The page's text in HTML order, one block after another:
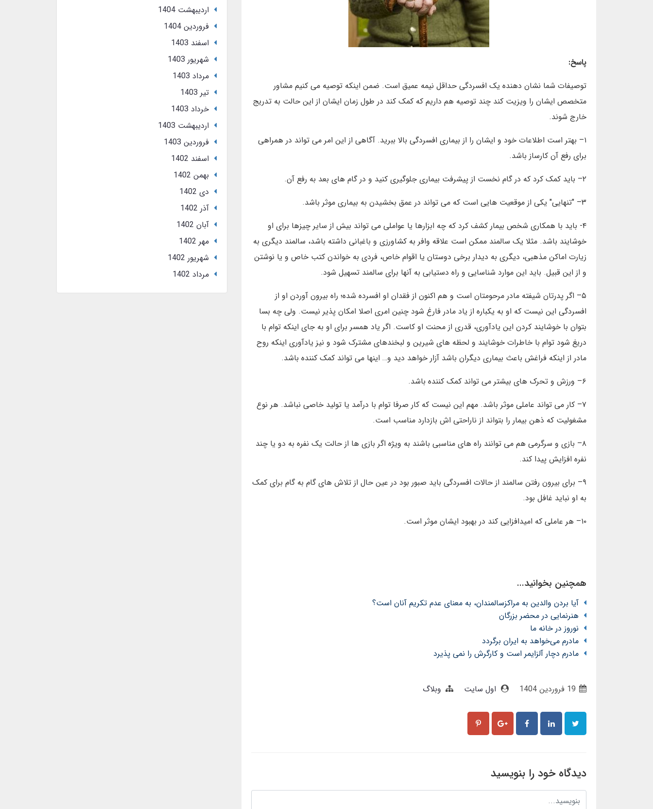
پاسخ:
توصیفات شما نشان دهنده یک افسردگی حداقل نیمه عمیق است. ضمن اینکه توصیه می کنیم مشاور
متخصص ایشان را ویزیت کند چند توصیه هم داریم که کمک کند در طول زمان ایشان از این حالت به تدریج
خارج شوند.
۱– بهتر است اطلاعات خود و ایشان را از بیماری افسردگی بالا ببرید. آگاهی از این امر می تواند در همراهی
برای رفع آن کارساز باشد.
۲– باید کمک کرد که در گام نخست از پیشرفت بیماری جلوگیری کنید و در گام های بعد به رفع آن.
۳– "تنهایی" یکی از موقعیت هایی است که می تواند در عمق بخشیدن به بیماری موثر باشد.
۴- باید با همکاری شخص بیمار کشف کرد که چه ابزارها یا عواملی می تواند بیش از سایر چیزها برای او
خوشایند باشد. مثلا یک سالمند ممکن است علاقه وافر به کشاورزی و باغبانی داشته باشد، سالمند دیگری به
زیارت اماکن مذهبی، دیگری به دیدار برخی دوستان یا اقوام خاص، فردی به خواندن کتب خاص و یا نوشتن
و از این قبیل. باید این موارد شناسایی و راه دستیابی به آنها برای سالمند تسهیل شود.
۵– اگر پدرتان شیفته مادر مرحومتان است و هم اکنون از فقدان او افسرده شده؛ راه بیرون آوردن او از
افسردگی این نیست که او به یکباره از یاد مادر فارغ شود چنین امری اصلا امکان پذیر نیست. ولی چه بسا
بتوان با خوشایند کردن این یادآوری، قدری از محنت او کاست. اگر یاد همسر برای او به جای اینکه توام با
دریغ شود توام با خاطرات خوشایند و لحظه های شیرین و لبخندهای مشترک شود و نیز یادآوری اینکه روح
مادر از اینکه فراغش باعث بیماری دیگران باشد آزار خواهد دید و… اینها می تواند کمک کننده باشد.
۶– ورزش و تحرک های بیشتر می تواند کمک کننده باشد.
۷– کار می تواند عاملی موثر باشد. مهم این نیست که کار صرفا توام با درآمد یا تولید خاصی نباشد. هر نوع
مشغولیت که ذهن بیمار را بتواند از ناراحتی اش بازدارد مناسب است.
۸– بازی و سرگرمی هم می توانند راه های مناسبی باشند به ویژه اگر بازی ها از حالت یک نفره به دو یا چند
نفره افزایش پیدا کند.
۹– برای بیرون رفتن سالمند از حالات افسردگی باید صبور بود در عین حال از تلاش های گام به گام برای کمک
به او نباید غافل بود.
۱۰– هر عاملی که امیدافزایی کند در بهبود ایشان موثر است.
همچنین بخوانید...
آیا بردن والدین به مراکزسالمندان، به معنای عدم تکریم آنان است؟
هنرنمایی در محضر بزرگان
نوروز در خانه ما
مادرم می‌خواهد به ایران برگردد
مادرم دچار آلزایمر است و کارگرش را نمی پذیرد
اول سایت وبلاگ
دیدگاه خود را بنویسید
ارديبهشت 1404
فروردین 1404
اسفند 1403
شهریور 1403
مرداد 1403
تير 1403
خرداد 1403
ارديبهشت 1403
فروردین 1403
اسفند 1402
بهمن 1402
دی 1402
آذر 1402
آبان 1402
مهر 1402
شهریور 1402
مرداد 1402